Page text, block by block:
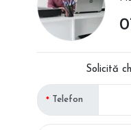
Solicită
Telefon